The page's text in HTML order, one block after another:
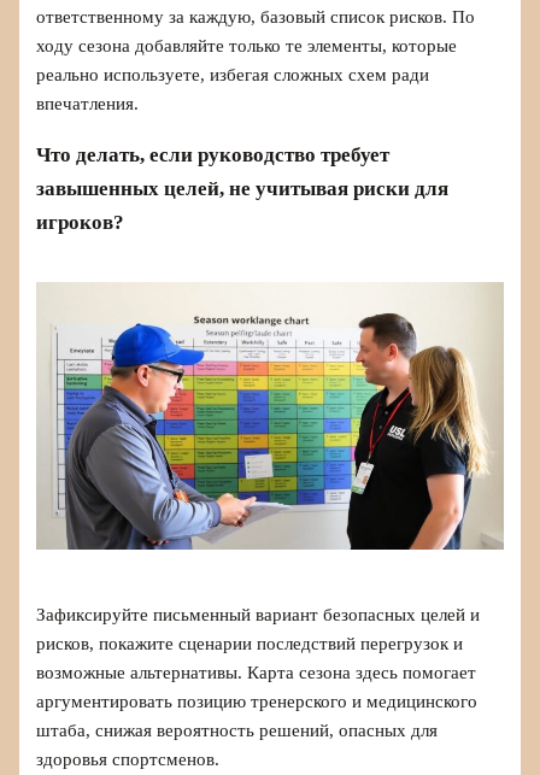
ответственному за каждую, базовый список рисков. По
ходу сезона добавляйте только те элементы, которые
реально используете, избегая сложных схем ради
впечатления.
Что делать, если руководство требует
завышенных целей, не учитывая риски для
игроков?
Зафиксируйте письменный вариант безопасных целей и
рисков, покажите сценарии последствий перегрузок и
возможные альтернативы. Карта сезона здесь помогает
аргументировать позицию тренерского и медицинского
штаба, снижая вероятность решений, опасных для
здоровья спортсменов.